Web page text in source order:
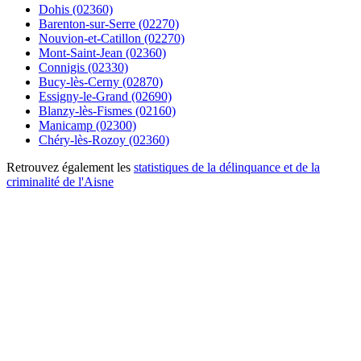
Dohis (02360)
Barenton-sur-Serre (02270)
Nouvion-et-Catillon (02270)
Mont-Saint-Jean (02360)
Connigis (02330)
Bucy-lès-Cerny (02870)
Essigny-le-Grand (02690)
Blanzy-lès-Fismes (02160)
Manicamp (02300)
Chéry-lès-Rozoy (02360)
Retrouvez également les statistiques de la délinquance et de la
criminalité de l'Aisne